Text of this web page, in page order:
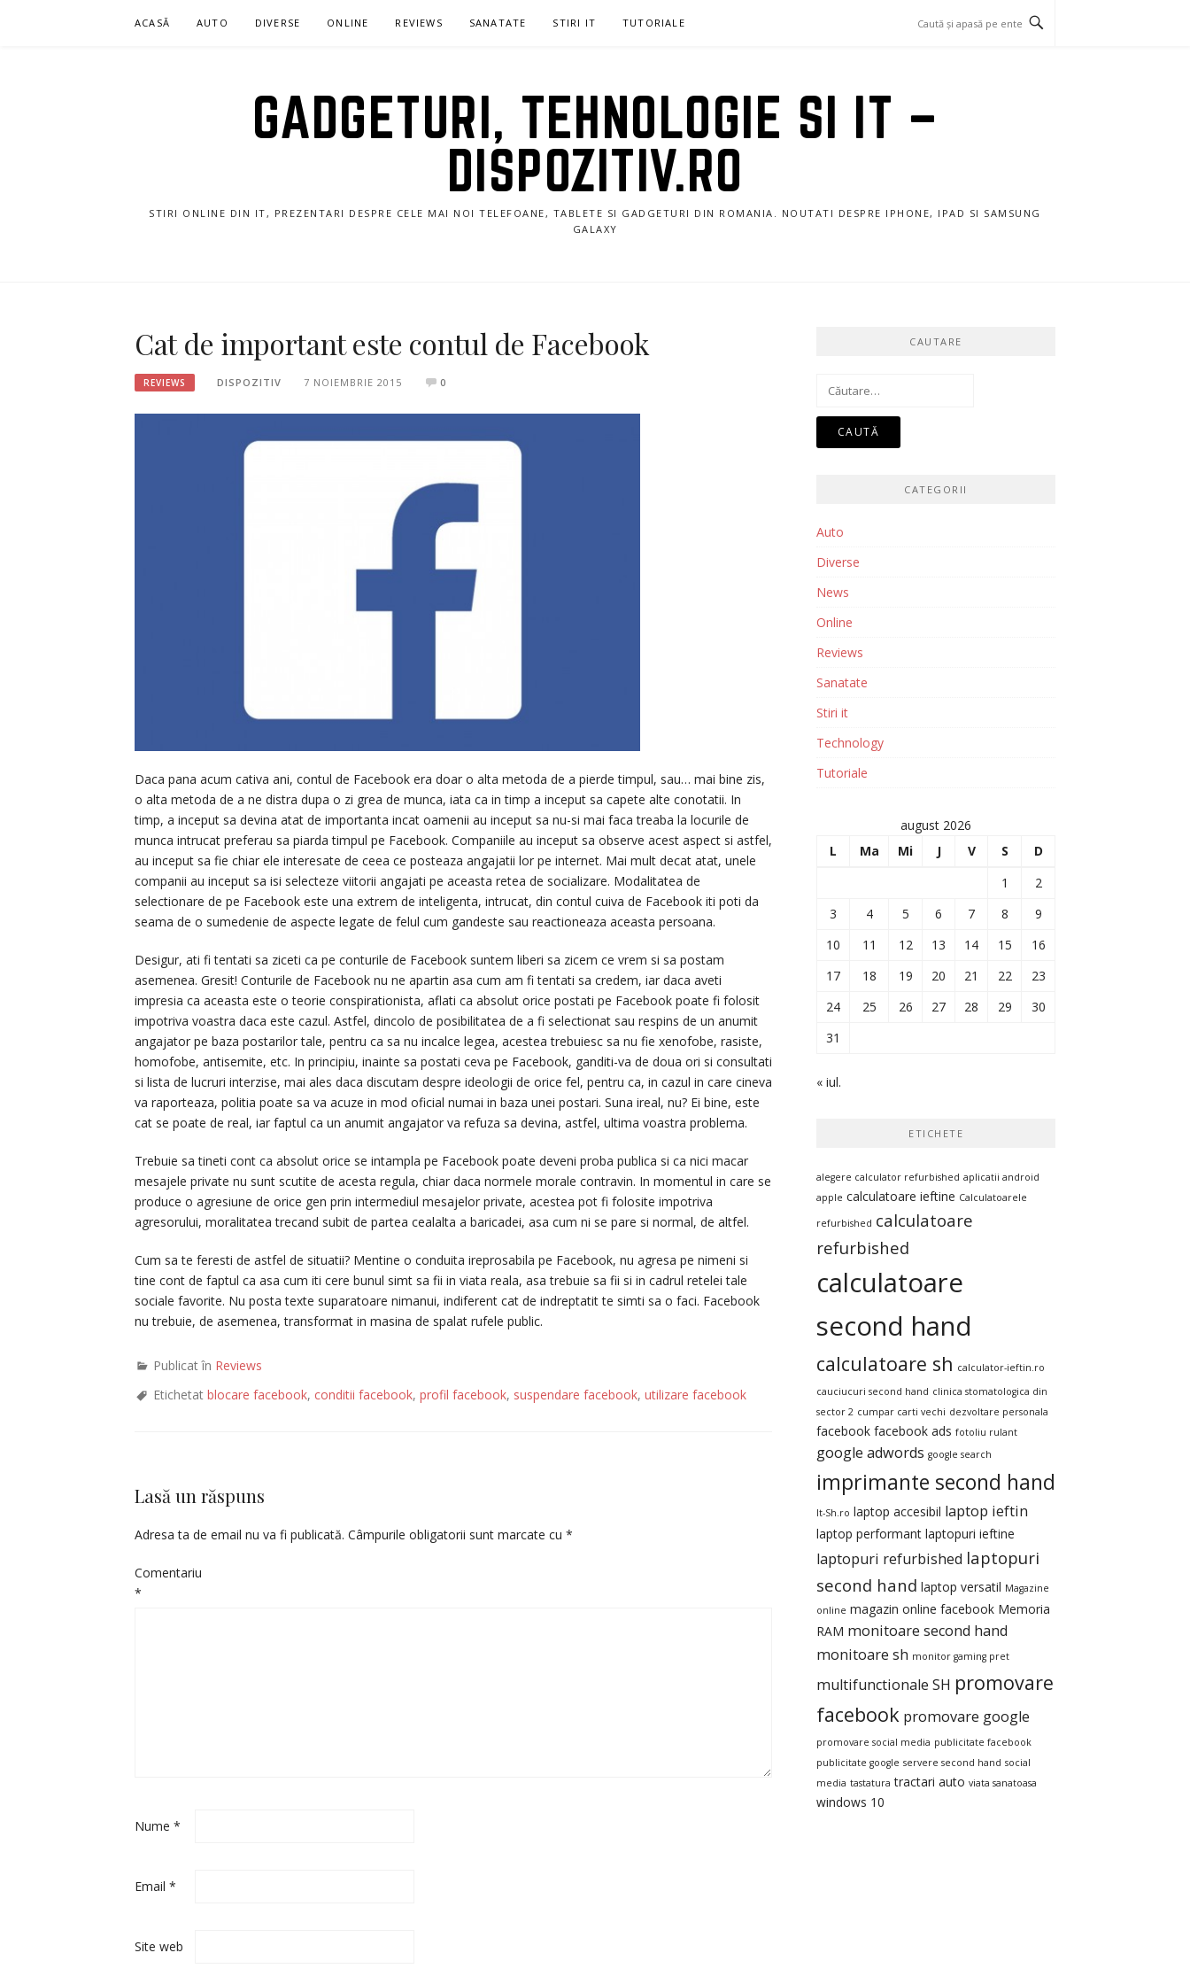
ACASĂ AUTO DIVERSE ONLINE REVIEWS SANATATE STIRI IT TUTORIALE
GADGETURI, TEHNOLOGIE SI IT –
DISPOZITIV.RO
STIRI ONLINE DIN IT, PREZENTARI DESPRE CELE MAI NOI TELEFOANE, TABLETE SI GADGETURI DIN ROMANIA. NOUTATI DESPRE IPHONE, IPAD SI SAMSUNG
GALAXY
Cat de important este contul de Facebook
REVIEWS DISPOZITIV 7 NOIEMBRIE 2015 0
Daca pana acum cativa ani, contul de Facebook era doar o alta metoda de a pierde timpul, sau… mai bine zis,
o alta metoda de a ne distra dupa o zi grea de munca, iata ca in timp a inceput sa capete alte conotatii. In
timp, a inceput sa devina atat de importanta incat oamenii au inceput sa nu-si mai faca treaba la locurile de
munca intrucat preferau sa piarda timpul pe Facebook. Companiile au inceput sa observe acest aspect si astfel,
au inceput sa fie chiar ele interesate de ceea ce posteaza angajatii lor pe internet. Mai mult decat atat, unele
companii au inceput sa isi selecteze viitorii angajati pe aceasta retea de socializare. Modalitatea de
selectionare de pe Facebook este una extrem de inteligenta, intrucat, din contul cuiva de Facebook iti poti da
seama de o sumedenie de aspecte legate de felul cum gandeste sau reactioneaza aceasta persoana.
Desigur, ati fi tentati sa ziceti ca pe conturile de Facebook suntem liberi sa zicem ce vrem si sa postam
asemenea. Gresit! Conturile de Facebook nu ne apartin asa cum am fi tentati sa credem, iar daca aveti
impresia ca aceasta este o teorie conspirationista, aflati ca absolut orice postati pe Facebook poate fi folosit
impotriva voastra daca este cazul. Astfel, dincolo de posibilitatea de a fi selectionat sau respins de un anumit
angajator pe baza postarilor tale, pentru ca sa nu incalce legea, acestea trebuiesc sa nu fie xenofobe, rasiste,
homofobe, antisemite, etc. In principiu, inainte sa postati ceva pe Facebook, ganditi-va de doua ori si consultati
si lista de lucruri interzise, mai ales daca discutam despre ideologii de orice fel, pentru ca, in cazul in care cineva
va raporteaza, politia poate sa va acuze in mod oficial numai in baza unei postari. Suna ireal, nu? Ei bine, este
cat se poate de real, iar faptul ca un anumit angajator va refuza sa devina, astfel, ultima voastra problema.
Trebuie sa tineti cont ca absolut orice se intampla pe Facebook poate deveni proba publica si ca nici macar
mesajele private nu sunt scutite de acesta regula, chiar daca normele morale contravin. In momentul in care se
produce o agresiune de orice gen prin intermediul mesajelor private, acestea pot fi folosite impotriva
agresorului, moralitatea trecand subit de partea cealalta a baricadei, asa cum ni se pare si normal, de altfel.
Cum sa te feresti de astfel de situatii? Mentine o conduita ireprosabila pe Facebook, nu agresa pe nimeni si
tine cont de faptul ca asa cum iti cere bunul simt sa fii in viata reala, asa trebuie sa fii si in cadrul retelei tale
sociale favorite. Nu posta texte suparatoare nimanui, indiferent cat de indreptatit te simti sa o faci. Facebook
nu trebuie, de asemenea, transformat in masina de spalat rufele public.
Publicat în Reviews
Etichetat blocare facebook, conditii facebook, profil facebook, suspendare facebook, utilizare facebook
Lasă un răspuns
Adresa ta de email nu va fi publicată. Câmpurile obligatorii sunt marcate cu *
Comentariu
*
Nume *
Email *
Site web
CAUTARE
Caută
CATEGORII
Auto
Diverse
News
Online
Reviews
Sanatate
Stiri it
Technology
Tutoriale
august 2026
L
Ma Mi J V S
D
1
2
3
4 5 6 7 8
9
10
11 12 13 14 15
16
17
18 19 20 21 22
23
24
25 26 27 28 29
30
31
« iul.
ETICHETE
alegere calculator refurbished aplicatii android
apple calculatoare ieftine Calculatoarele
refurbished calculatoare
refurbished
calculatoare
second hand
calculatoare sh calculator-ieftin.ro
cauciucuri second hand clinica stomatologica din
sector 2 cumpar carti vechi dezvoltare personala
facebook facebook ads fotoliu rulant
google adwords google search
imprimante second hand
It-Sh.ro laptop accesibil laptop ieftin
laptop performant laptopuri ieftine
laptopuri refurbished laptopuri
second hand laptop versatil Magazine
online magazin online facebook Memoria
RAM monitoare second hand
monitoare sh monitor gaming pret
multifunctionale SH promovare
facebook promovare google
promovare social media publicitate facebook
publicitate google servere second hand social
media tastatura tractari auto viata sanatoasa
windows 10